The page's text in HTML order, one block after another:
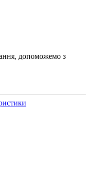
допоможемо з